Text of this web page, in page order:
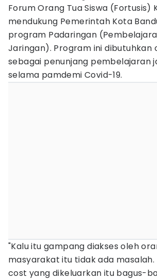
Forum Orang Tua Siswa (Fortusis)
mendukung Pemerintah Kota
program Padaringan
Jaringan). Program ini dibutuhkan
sebagai penunjang pembelajaran
selama pamdemi Covid-19.
"Kalu itu gampang diakses oleh
masyarakat itu tidak ada masalah.
cost yang dikeluarkan itu bagus-